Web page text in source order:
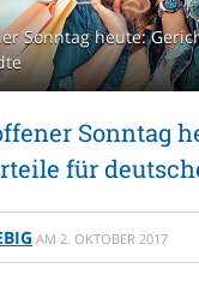
Sonntag heute:
Sonntag
für
AM 2. OKTOBER 2017